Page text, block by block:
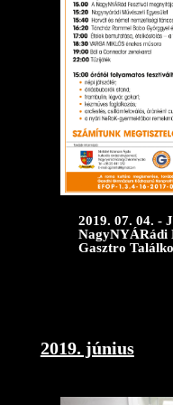
2019. 07. 04. -
NagyNYÁRádi
Gasztro
2019. június